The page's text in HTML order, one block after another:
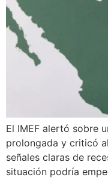
El IMEF alertó sobre
prolongada y criticó
señales claras de
situación podría